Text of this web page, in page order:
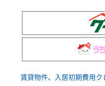
賃貸物件、入居初期費用